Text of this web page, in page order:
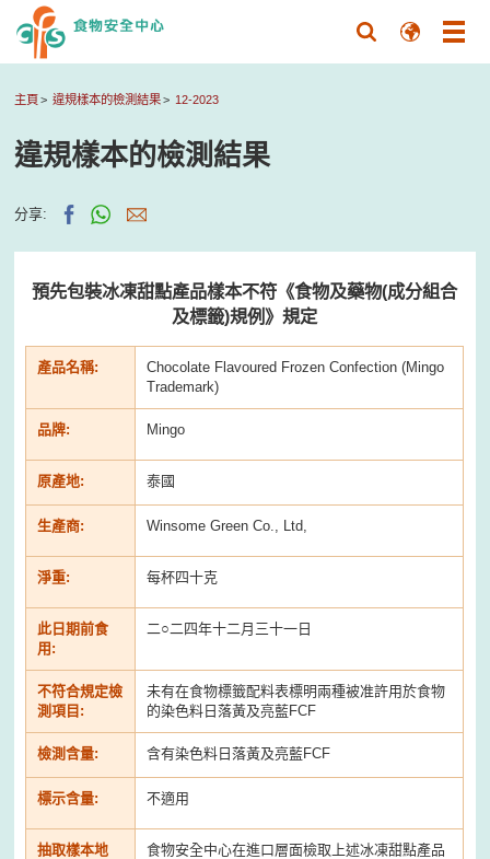
主頁 違規樣本的檢測結果 12-2023
違規樣本的檢測結果
分享:
預先包裝冰凍甜點產品樣本不符《食物及藥物(成分組合
及標籤)規例》規定
產品名稱:
Chocolate Flavoured Frozen Confection (Mingo
Trademark)
品牌: Mingo
原產地: 泰國
生產商: Winsome Green Co., Ltd,
淨重: 每杯四十克
此日期前食
用:
二○二四年十二月三十一日
不符合規定檢
測項目:
未有在食物標籤配料表標明兩種被准許用於食物
的染色料日落黃及亮藍FCF
檢測含量: 含有染色料日落黃及亮藍FCF
標示含量: 不適用
抽取樣本地
食物安全中心在進口層面檢取上述冰凍甜點產品